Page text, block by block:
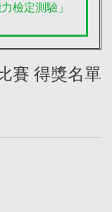
檢定測驗」
賽 得獎名單